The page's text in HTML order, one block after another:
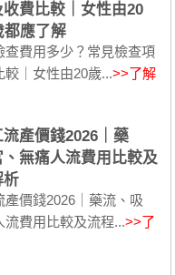
費比較｜女性由20
都應了解
查費用多少？常見檢查項
較｜女性由20歲...>>了解
產價錢2026｜藥
無痛人流費用比較及
析
產價錢2026｜藥流、吸
流費用比較及流程...>>了